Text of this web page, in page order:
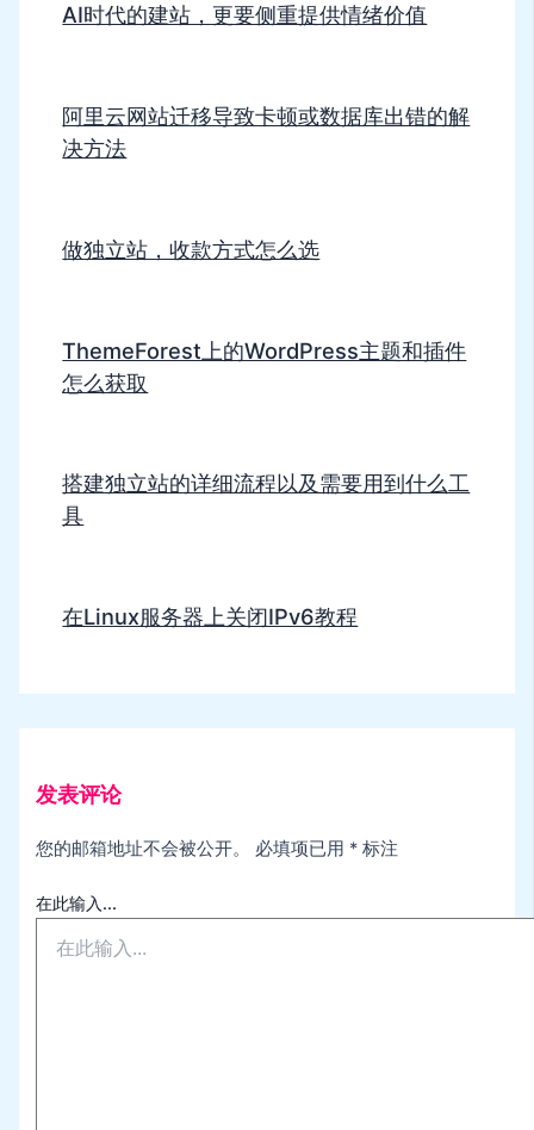
AI时代的建站，更要侧重提供情绪价值
阿里云网站迁移导致卡顿或数据库出错的解
决方法
做独立站，收款方式怎么选
ThemeForest上的WordPress主题和插件
怎么获取
搭建独立站的详细流程以及需要用到什么工
具
在Linux服务器上关闭IPv6教程
发表评论
您的邮箱地址不会被公开。 必填项已用 * 标注
在此输入...